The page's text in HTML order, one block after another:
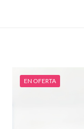
EN OFERTA